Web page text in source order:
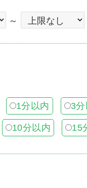
～
1分以内 3分
10分以内 15